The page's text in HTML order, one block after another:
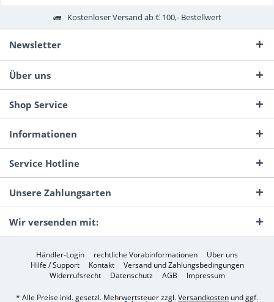
Kostenloser Versand ab € 100,- Bestellwert
Newsletter
Über uns
Shop Service
Informationen
Service Hotline
Unsere Zahlungsarten
Wir versenden mit:
Händler-Login rechtliche Vorabinformationen
Über uns
Hilfe / Support
Kontakt
Versand und Zahlungsbedingungen
Widerrufsrecht
Datenschutz AGB Impressum
* Alle Preise inkl. gesetzl. Mehrwertsteuer zzgl.Versandkosten und ggf.